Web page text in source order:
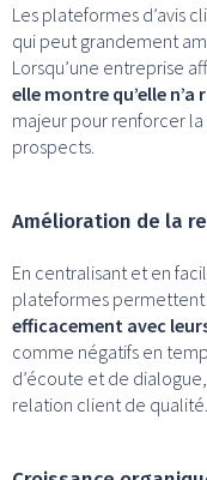
Les plateformes d’avis
qui peut grandement
Lorsqu’une entreprise
elle montre qu’elle n’a
majeur pour renforcer
prospects.
Amélioration de la
En centralisant et en
plateformes permettent
efficacement avec
comme négatifs en
d’écoute et de
relation client de qualité.